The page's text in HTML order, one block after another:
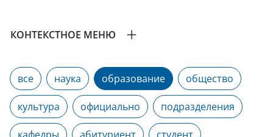
КОНТЕКСТНОЕ МЕНЮ
все наука образование общество
культура официально подразделения